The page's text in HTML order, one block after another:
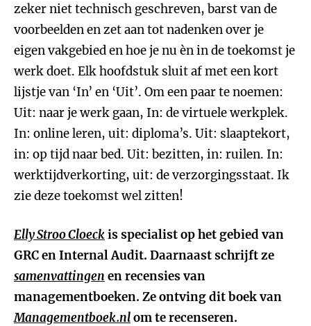
zeker niet technisch geschreven, barst van de
voorbeelden en zet aan tot nadenken over je
eigen vakgebied en hoe je nu èn in de toekomst je
werk doet. Elk hoofdstuk sluit af met een kort
lijstje van ‘In’ en ‘Uit’. Om een paar te noemen:
Uit: naar je werk gaan, In: de virtuele werkplek.
In: online leren, uit: diploma’s. Uit: slaaptekort,
in: op tijd naar bed. Uit: bezitten, in: ruilen. In:
werktijdverkorting, uit: de verzorgingsstaat. Ik
zie deze toekomst wel zitten!
Elly Stroo Cloeckis specialist op het gebied van
GRC en Internal Audit. Daarnaast schrijft ze
samenvattingen en recensies van
managementboeken. Ze ontving dit boek van
Managementboek.nlom te recenseren.